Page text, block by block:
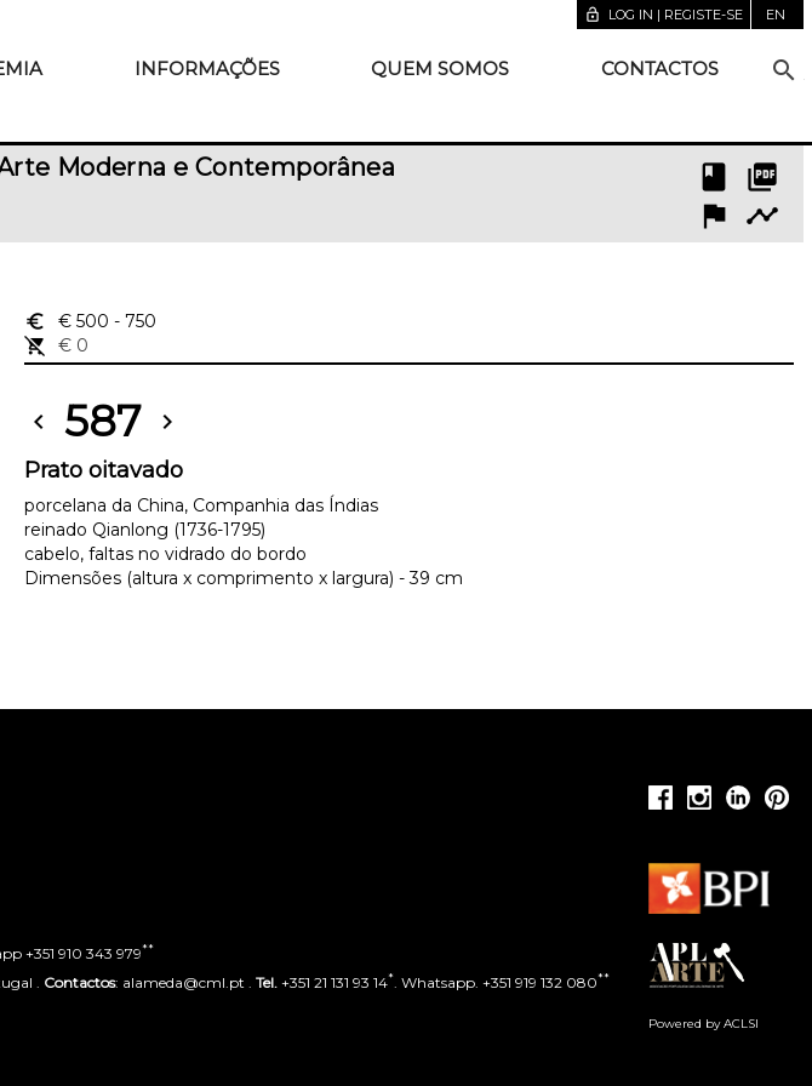
lock_open LOG IN | REGISTE-SE EN
INFORMAÇÕES QUEM SOMOS CONTACTOS search
Moderna e Contemporânea picture_as_pdf
book
timeline
flag
euro_symbol € 500 - 750
remove_shopping_cart
€ 0
chevron_left 587 chevron_right
Prato oitavado
porcelana da China, Companhia das Índias
reinado Qianlong (1736-1795)
cabelo, faltas no vidrado do bordo
Dimensões (altura x comprimento x largura) - 39 cm
+351 910 343 979**
. Contactos: alameda@cml.pt . Tel. +351 21 131 93 14* . Whatsapp. +351 919 132 080**
Powered by ACLSI